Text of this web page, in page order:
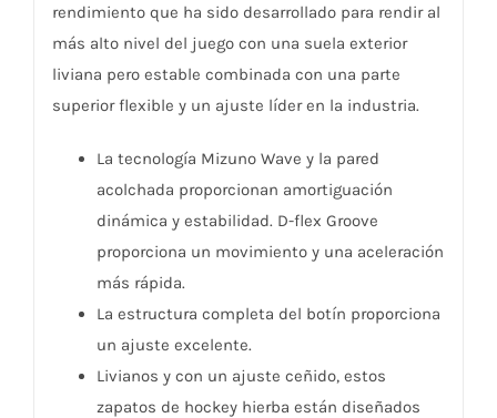
rendimiento que ha sido desarrollado para rendir al
más alto nivel del juego con una suela exterior
liviana pero estable combinada con una parte
superior flexible y un ajuste líder en la industria.
La tecnología Mizuno Wave y la pared
acolchada proporcionan amortiguación
dinámica y estabilidad. D-flex Groove
proporciona un movimiento y una aceleración
más rápida.
La estructura completa del botín proporciona
un ajuste excelente.
Livianos y con un ajuste ceñido, estos
zapatos de hockey hierba están diseñados